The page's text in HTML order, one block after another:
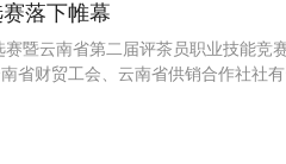
落下帷幕
暨云南省第二届评茶员职业技能竞
省财贸工会、云南省供销合作社社有